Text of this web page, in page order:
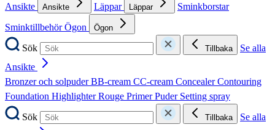
Ansikte
Ansikte Läppar Läppar
Sminkborstar
SminktillbehörÖgon Ögon
Sök Tillbaka
Se alla
Ansikte
Bronzer och solpuderBB-cream CC-cream ConcealerContouring
Foundation HighlighterRouge PrimerPuder Setting spray
Sök
Tillbaka
Se alla